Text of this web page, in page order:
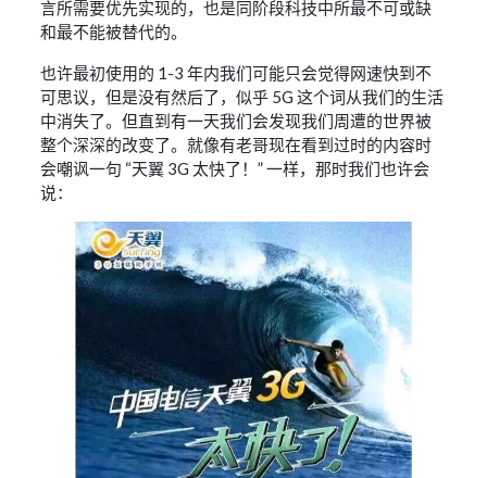
言所需要优先实现的，也是同阶段科技中所最不可或缺
和最不能被替代的。
也许最初使用的 1-3 年内我们可能只会觉得网速快到不
可思议，但是没有然后了，似乎 5G 这个词从我们的生活
中消失了。但直到有一天我们会发现我们周遭的世界被
整个深深的改变了。就像有老哥现在看到过时的内容时
会嘲讽一句 “天翼 3G 太快了！” 一样，那时我们也许会
说：